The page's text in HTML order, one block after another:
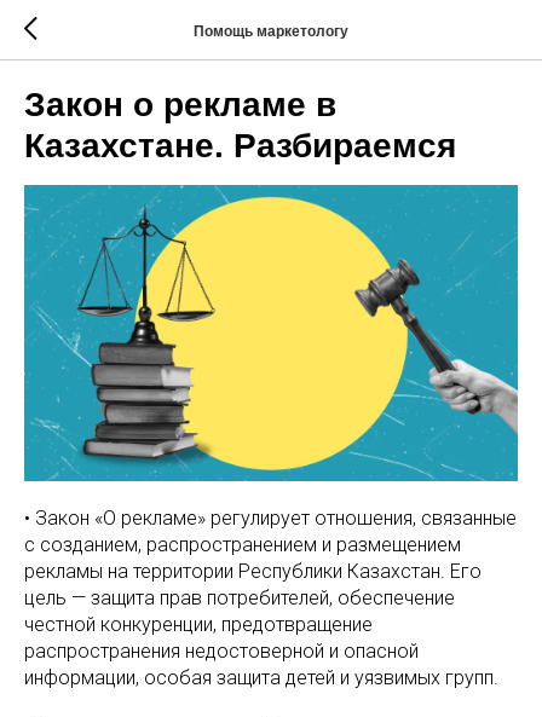
Помощь маркетологу
Закон о рекламе в
Казахстане. Разбираемся
• Закон «О рекламе» регулирует отношения, связанные
с созданием, распространением и размещением
рекламы на территории Республики Казахстан. Его
цель — защита прав потребителей, обеспечение
честной конкуренции, предотвращение
распространения недостоверной и опасной
информации, особая защита детей и уязвимых групп.